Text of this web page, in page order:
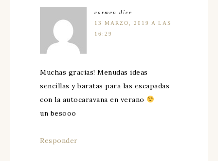
carmen
dice
13 MARZO, 2019 A LAS
16:29
Muchas gracias! Menudas ideas
sencillas y baratas para las escapadas
con la autocaravana en verano
un besooo
Responder